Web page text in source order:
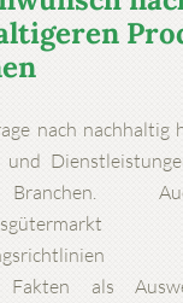
nach nachhaltig
und
Fakten als